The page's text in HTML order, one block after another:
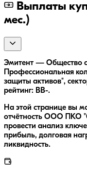
Выплаты
мес.)
Эмитент — Общество с
Профессиональная
защиты активов",
рейтинг: BB-.
На этой странице вы
отчётность ООО ПКО
провести анализ
прибыль, долговая
ликвидность.